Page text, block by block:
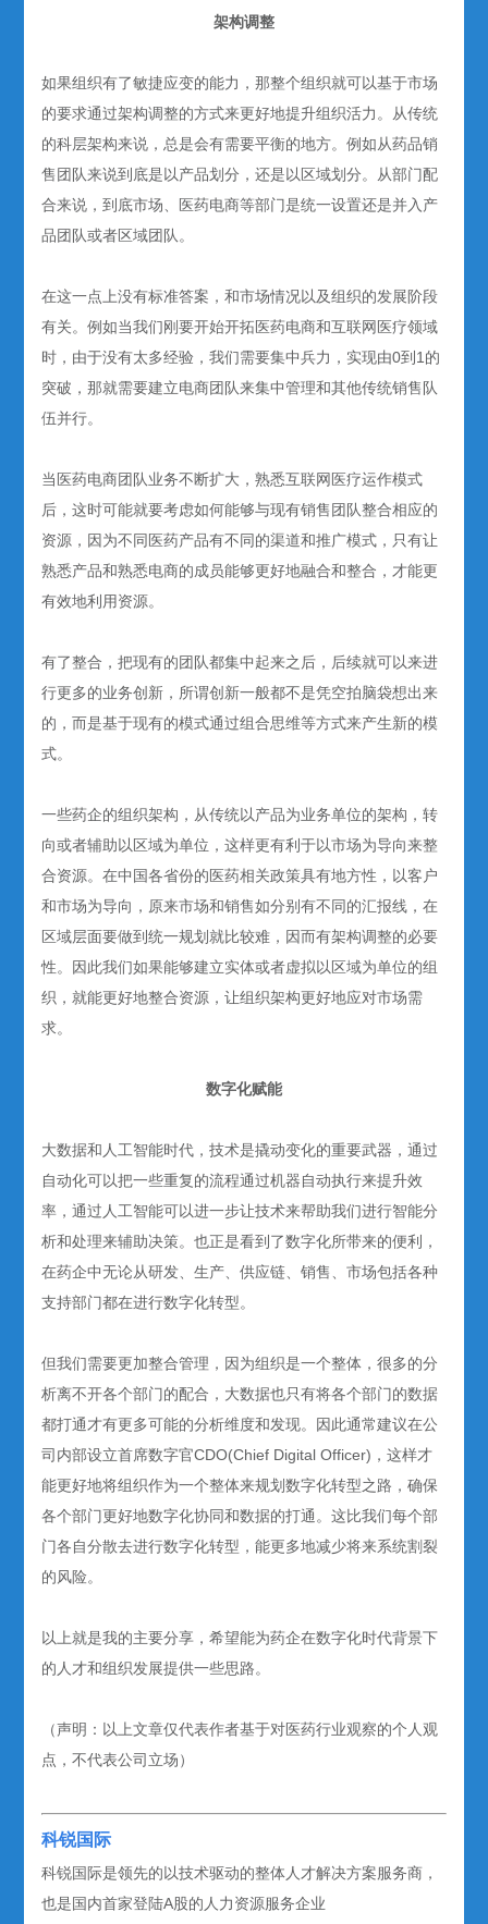
架构调整
如果组织有了敏捷应变的能力，那整个组织就可以基于市场
的要求通过架构调整的方式来更好地提升组织活力。从传统
的科层架构来说，总是会有需要平衡的地方。例如从药品销
售团队来说到底是以产品划分，还是以区域划分。从部门配
合来说，到底市场、医药电商等部门是统一设置还是并入产
品团队或者区域团队。
在这一点上没有标准答案，和市场情况以及组织的发展阶段
有关。例如当我们刚要开始开拓医药电商和互联网医疗领域
时，由于没有太多经验，我们需要集中兵力，实现由0到1的
突破，那就需要建立电商团队来集中管理和其他传统销售队
伍并行。
当医药电商团队业务不断扩大，熟悉互联网医疗运作模式
后，这时可能就要考虑如何能够与现有销售团队整合相应的
资源，因为不同医药产品有不同的渠道和推广模式，只有让
熟悉产品和熟悉电商的成员能够更好地融合和整合，才能更
有效地利用资源。
有了整合，把现有的团队都集中起来之后，后续就可以来进
行更多的业务创新，所谓创新一般都不是凭空拍脑袋想出来
的，而是基于现有的模式通过组合思维等方式来产生新的模
式。
一些药企的组织架构，从传统以产品为业务单位的架构，转
向或者辅助以区域为单位，这样更有利于以市场为导向来整
合资源。在中国各省份的医药相关政策具有地方性，以客户
和市场为导向，原来市场和销售如分别有不同的汇报线，在
区域层面要做到统一规划就比较难，因而有架构调整的必要
性。因此我们如果能够建立实体或者虚拟以区域为单位的组
织，就能更好地整合资源，让组织架构更好地应对市场需
求。
数字化赋能
大数据和人工智能时代，技术是撬动变化的重要武器，通过
自动化可以把一些重复的流程通过机器自动执行来提升效
率，通过人工智能可以进一步让技术来帮助我们进行智能分
析和处理来辅助决策。也正是看到了数字化所带来的便利，
在药企中无论从研发、生产、供应链、销售、市场包括各种
支持部门都在进行数字化转型。
但我们需要更加整合管理，因为组织是一个整体，很多的分
析离不开各个部门的配合，大数据也只有将各个部门的数据
都打通才有更多可能的分析维度和发现。因此通常建议在公
司内部设立首席数字官CDO(Chief Digital Officer)，这样才
能更好地将组织作为一个整体来规划数字化转型之路，确保
各个部门更好地数字化协同和数据的打通。这比我们每个部
门各自分散去进行数字化转型，能更多地减少将来系统割裂
的风险。
以上就是我的主要分享，希望能为药企在数字化时代背景下
的人才和组织发展提供一些思路。
（声明：以上文章仅代表作者基于对医药行业观察的个人观
点，不代表公司立场）
科锐国际
科锐国际是领先的以技术驱动的整体人才解决方案服务商，
也是国内首家登陆A股的人力资源服务企业